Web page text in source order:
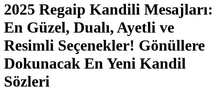
2025 Regaip Kandili Mesajları:
En Güzel, Dualı, Ayetli ve
Resimli Seçenekler! Gönüllere
Dokunacak En Yeni Kandil
Sözleri